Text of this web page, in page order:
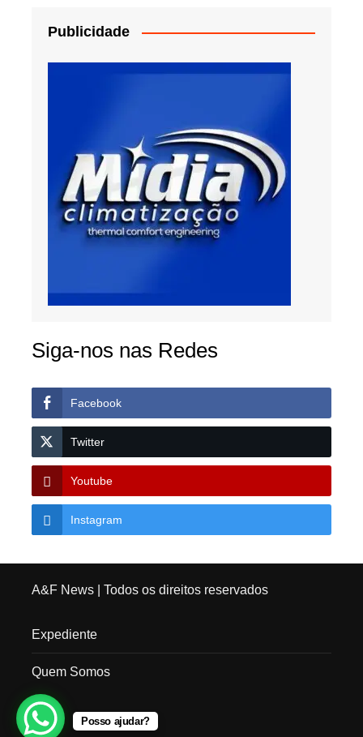
Publicidade
Siga-nos nas Redes
Facebook
Twitter
Youtube
Instagram
A&F News| Todos os direitos reservados
Expediente
Quem Somos
Posso ajudar?